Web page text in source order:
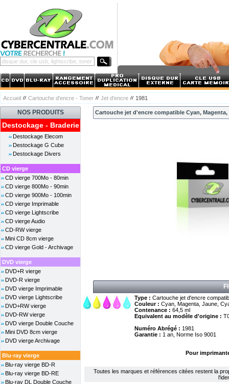
Accueil Cartouche d'encre - Toner Jet d'encre 1981
NOS PRODUITS
Destockage - Braderie
Destockage Elecom
Destockage G Cube
Destockage Divers
CD vierge
CD vierge 700Mo - 80min
CD vierge 800Mo - 90min
CD vierge 900Mo - 100min
CD vierge Imprimable
CD vierge Lightscribe
CD vierge Audio
CD-RW vierge
Mini CD 8cm vierge
CD vierge Gold - Archivage
DVD vierge
DVD+R vierge
DVD-R vierge
DVD vierge Imprimable
DVD vierge Lightscribe
DVD+RW vierge
DVD-RW vierge
DVD vierge Double Couche
Mini DVD 8cm vierge
DVD vierge Archivage
Blu-ray vierge
Blu-ray vierge BD-R
Blu-ray vierge BD-RE
Blu-ray DL Double Couche
Cartouche jet d'encre compatible Cyan, Magenta,
Type : Cartouche jet d'encre
Couleur : Cyan, Magenta, Jaune,
Contenance : 64,5 ml
Equivalent au modèle d'origine :
Numéro Abrégé : 1981
Garantie : 1 an, Norme Iso 9001
Pour
Toutes les marques et références citées restent la